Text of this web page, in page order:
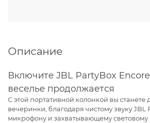
Описание
Включите JBL PartyBox
веселье продолжается
С этой портативной колонкой вы
вечеринки, благодаря чистому звуку JBL
микрофону и захватывающему световому